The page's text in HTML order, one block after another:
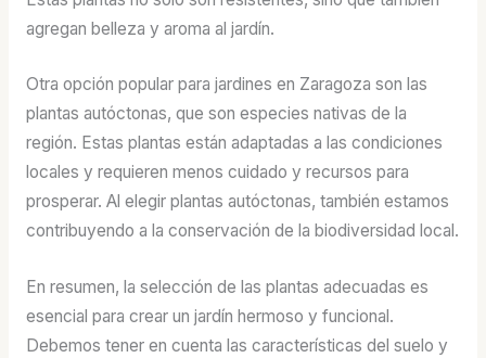
agregan belleza y aroma al jardín.
Otra opción popular para jardines en Zaragoza son las
plantas autóctonas, que son especies nativas de la
región. Estas plantas están adaptadas a las condiciones
locales y requieren menos cuidado y recursos para
prosperar. Al elegir plantas autóctonas, también estamos
contribuyendo a la conservación de la biodiversidad local.
En resumen, la selección de las plantas adecuadas es
esencial para crear un jardín hermoso y funcional.
Debemos tener en cuenta las características del suelo y